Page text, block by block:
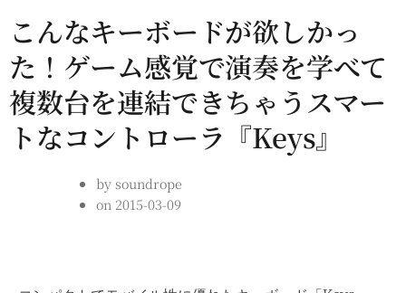
こんなキーボードが欲しかっ
た！ゲーム感覚で演奏を学べて
複数台を連結できちゃうスマー
トなコントローラ『Keys』
bysoundrope
on 2015-03-09